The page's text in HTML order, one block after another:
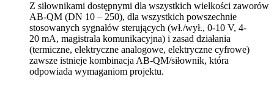
Z siłownikami dostępnymi dla wszystkich wielkości zaworów
AB-QM (DN 10 – 250), dla wszystkich powszechnie
stosowanych sygnałów sterujących (wł./wył., 0-10 V, 4-
20 mA, magistrala komunikacyjna) i zasad działania
(termiczne, elektryczne analogowe, elektryczne cyfrowe)
zawsze istnieje kombinacja AB-QM/siłownik, która
odpowiada wymaganiom projektu.